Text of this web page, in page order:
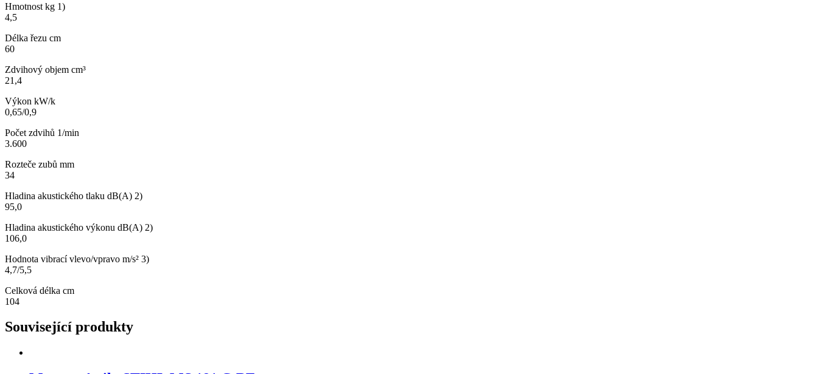
Hmotnost kg 1)
4,5
Délka řezu cm
60
Zdvihový objem cm³
21,4
Výkon kW/k
0,65/0,9
Počet zdvihů 1/min
3.600
Rozteče zubů mm
34
Hladina akustického tlaku dB(A) 2)
95,0
Hladina akustického výkonu dB(A) 2)
106,0
Hodnota vibrací vlevo/vpravo m/s² 3)
4,7/5,5
Celková délka cm
104
Související produkty